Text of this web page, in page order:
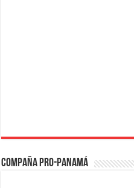
Compaña PRO-Panamá